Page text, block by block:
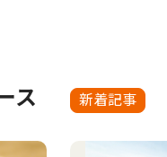
ス 新着記事